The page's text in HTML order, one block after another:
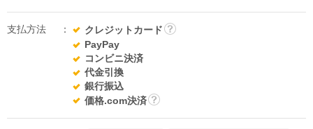
支払方法
クレジットカード
PayPay
コンビニ決済
代金引換
銀行振込
価格.com決済